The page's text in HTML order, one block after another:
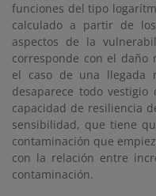
funciones del tipo
calculado a partir de
aspectos de la
corresponde con el daño
el caso de una llegada
desaparece todo
capacidad de resiliencia
sensibilidad, que tiene
contaminación que
con la relación entre
contaminación.